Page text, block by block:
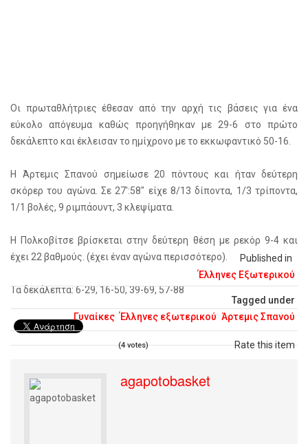
Published in
Έλληνες Εξωτερικού
Tagged under
Γυναίκες Έλληνες εξωτερικού Άρτεμις Σπανού
Rate this item
(4 votes)
Οι πρωταθλήτριες έθεσαν από την αρχή τις βάσεις για ένα
εύκολο απόγευμα καθώς προηγήθηκαν με 29-6 στο πρώτο
δεκάλεπτο και έκλεισαν το ημίχρονο με το εκκωφαντικό 50-16.
Η Άρτεμις Σπανού σημείωσε 20 πόντους και ήταν δεύτερη
σκόρερ του αγώνα. Σε 27':58" είχε 8/13 δίποντα, 1/3 τρίποντα,
1/1 βολές, 9 ριμπάουντ, 3 κλεψίματα.
Η Πολκοβίτσε βρίσκεται στην δεύτερη θέση με ρεκόρ 9-4 και
έχει 22 βαθμούς. (έχει έναν αγώνα περισσότερο).
Τα δεκάλεπτα: 6-29, 16-50, 39-69, 57-88
agapotobasket